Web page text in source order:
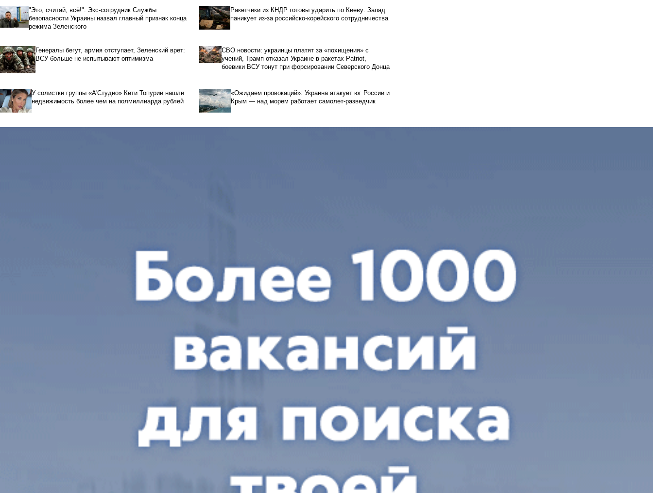
"Это, считай, всё!": Экс-сотрудник Службы
безопасности Украины назвал главный признак конца
режима Зеленского
Ракетчики из КНДР готовы ударить по Киеву: Запад
паникует из-за российско-корейского сотрудничества
Генералы бегут, армия отступает, Зеленский врет:
ВСУ больше не испытывают оптимизма
СВО новости: украинцы платят за «похищения» с
учений, Трамп отказал Украине в ракетах Patriot,
боевики ВСУ тонут при форсировании Северского Донца
У солистки группы «А'Студио» Кети Топурии нашли
недвижимость более чем на полмиллиарда рублей
«Ожидаем провокаций»: Украина атакует юг России и
Крым — над морем работает самолет-разведчик